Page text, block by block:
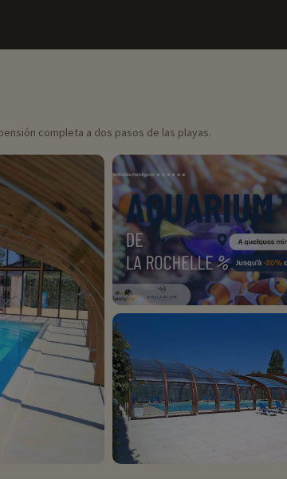
completa a dos pasos de las playas.